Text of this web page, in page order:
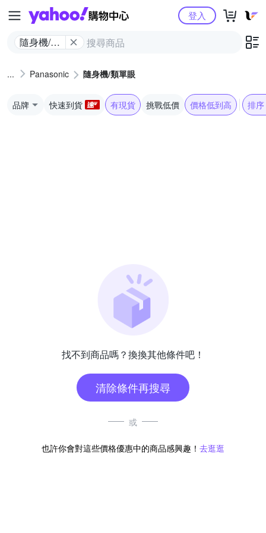
Yahoo購物中心
隨身機/類
登入
Panasonic 隨身機/類單眼
品牌 快速到貨 有現貨 挑戰低價 價格低到高 排序
找不到商品嗎？換換其他條件吧！
清除條件再搜尋
或
也許你會對這些價格優惠中的商品感興趣！ 去逛逛